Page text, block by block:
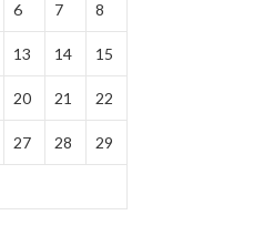
6 7 8
13 14 15
20 21 22
27 28 29